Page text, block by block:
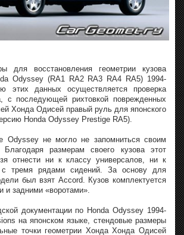
для восстановления геометрии кузова
Odyssey (RA1 RA2 RA3 RA4 RA5) 1994-
этих данных осуществляется проверка
с последующей рихтовкой поврежденных
Хонда Одисей правый руль для японского
Honda Odyssey Prestige RA5).
Odyssey не могло не запомниться своим
размерам своего кузова этот
отнести ни к классу универсалов, ни к
с тремя рядами сидений. За основу для
был взят Accord. Кузов комплектуется
и задними «воротами».
документации по Honda Odyssey 1994-
на японском языке, стендовые размеры
точки геометрии Хонда Хонда Одисей